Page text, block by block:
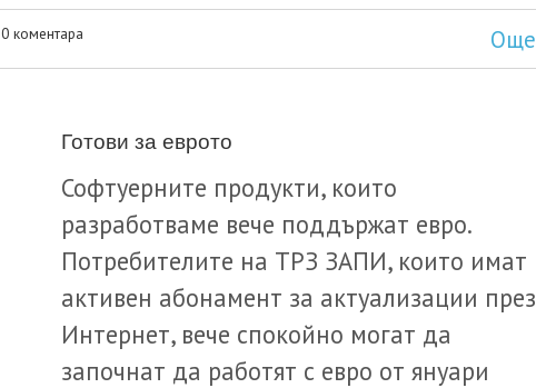
0 коментара Още
Готови за еврото
Софтуерните продукти, които
разработваме вече поддържат евро.
Потребителите на ТРЗ ЗАПИ, които имат
активен абонамент за актуализации през
Интернет, вече спокойно могат да
започнат да работят с евро от януари